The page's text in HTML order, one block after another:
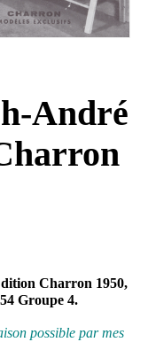
André
Charron 1950,
Groupe 4.
possible par mes